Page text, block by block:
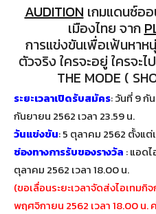
AUDITION เกมแดนซ์อ
เมืองไทย จาก
การแข่งขันเพื่อเฟ้นหาห
ตัวจริง ใครจะอยู่ ใครจะ
THE MODE (
ระยะเวลาเปิดรับสมัคร: วันที่ 9 กั
กันยายน 2562 เวลา 23.59 น.
วันแข่งขัน: 5 ตุลาคม 2562 ตั้งแต่
ช่องทางการรับของรางวัล : แอด
ตุลาคม 2562 เวลา 18.00 น.
(ขอเลื่อนระยะเวลาจัดส่งไอเทมกิ
พฤศจิกายน 2562 เวลา 18.00 น.